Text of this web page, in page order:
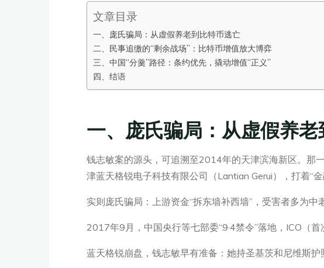
文章目录
一、庞氏骗局：从虚假养老到比特币逃亡
二、民事追缴的“剩余战场”：比特币增值放大博弈
三、中国“分羹”路径：条约优先，撬动增值“正义”
四、结语
一、庞氏骗局：从虚假养
钱志敏案的源头，可追溯至2014年的天津滨海新区。那
津蓝天格锐电子科技有限公司（Lantian Gerui），打着“
实则庞氏骗局：上游资金“拆东墙补西墙”，受害者多为
2017年9月，中国央行等七部委“9·4禁令”落地，ICO（
蓝天格锐崩盘，钱志敏早有准备：她持圣基茨和尼维斯